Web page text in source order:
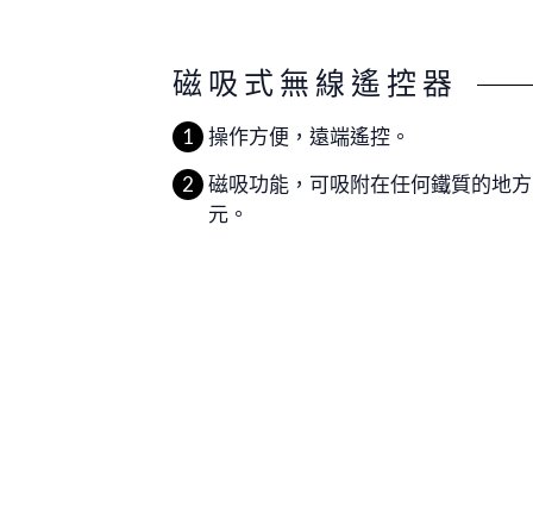
磁吸式無線遙控器
操作方便，遠端遙控。
磁吸功能，可吸附在任何鐵質的地
元。